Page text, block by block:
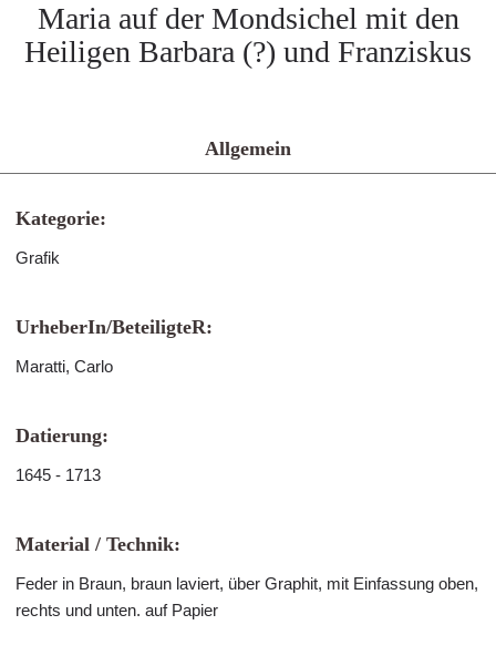
Maria auf der Mondsichel mit den
Heiligen Barbara (?) und Franziskus
Allgemein
Kategorie:
Grafik
UrheberIn/BeteiligteR:
Maratti, Carlo
Datierung:
1645 - 1713
Material / Technik:
Feder in Braun, braun laviert, über Graphit, mit Einfassung oben,
rechts und unten. auf Papier